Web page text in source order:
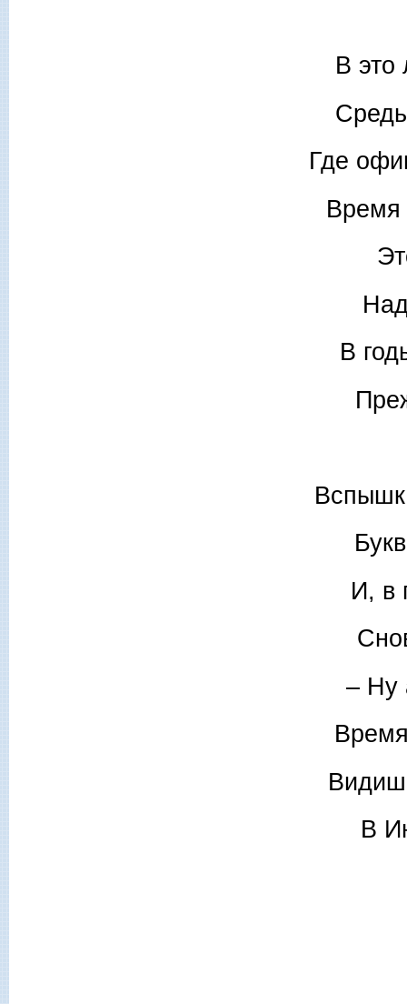
В это
Где
В
И, в
– Ну
В